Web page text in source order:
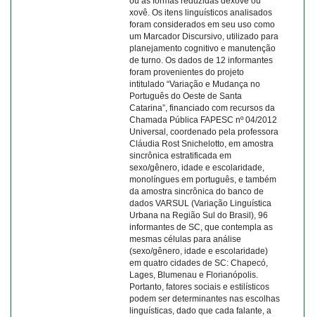
xovê. Os itens linguísticos analisados
foram considerados em seu uso como
um Marcador Discursivo, utilizado para
planejamento cognitivo e manutenção
de turno. Os dados de 12 informantes
foram provenientes do projeto
intitulado “Variação e Mudança no
Português do Oeste de Santa
Catarina”, financiado com recursos da
Chamada Pública FAPESC nº 04/2012
Universal, coordenado pela professora
Cláudia Rost Snichelotto, em amostra
sincrônica estratificada em
sexo/gênero, idade e escolaridade,
monolíngues em português, e também
da amostra sincrônica do banco de
dados VARSUL (Variação Linguística
Urbana na Região Sul do Brasil), 96
informantes de SC, que contempla as
mesmas células para análise
(sexo/gênero, idade e escolaridade)
em quatro cidades de SC: Chapecó,
Lages, Blumenau e Florianópolis.
Portanto, fatores sociais e estilísticos
podem ser determinantes nas escolhas
linguísticas, dado que cada falante, a